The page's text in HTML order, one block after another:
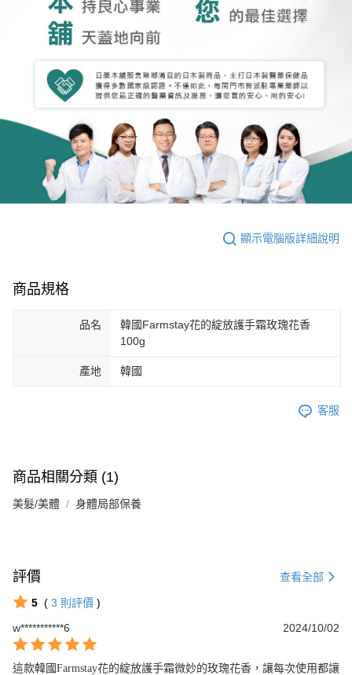
顯示電腦版詳細說明
商品規格
品名
韓國Farmstay花的綻放護手霜玫瑰花香
100g
產地 韓國
客服
商品相關分類 (1)
美髮/美體 身體局部保養
評價 查看全部
5 ( 3 則評價 )
w***********6
2024/10/02
這款韓國Farmstay花的綻放護手霜微妙的玫瑰花香，讓每次使用都讓